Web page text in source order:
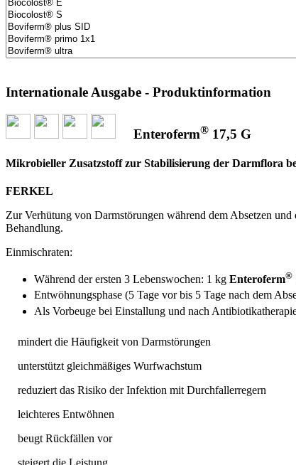
Internationale Ausgabe - Produktinformation
Enteroferm® 17,5 G
Mikrobieller Zusatzstoff zur Stabilisierung der Darmflora
FERKEL
Zur Verhütung von Darmstörungen während dem Absetzen
Behandlung.
Einmischraten:
Während der ersten 3 Lebenswochen: 1 kg Enteroferm®
Entwöhnungsphase (5 Tage vor bis 5 Tage nach dem
Als Vorbeuge bei Einstallung und nach
mindert die Häufigkeit von Darmstörungen
unterstützt gleichmäßiges Wurfwachstum
reduziert das Risiko der Infektion mit Durchfallerregern
leichteres Entwöhnen
beugt Rückfällen vor